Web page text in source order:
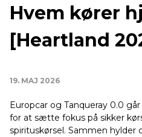
Hvem kører
[Heartland
19. MAJ 2026
Europcar og Tanqueray 0.0
for at sætte fokus på sikker
spirituskørsel. Sammen hylder